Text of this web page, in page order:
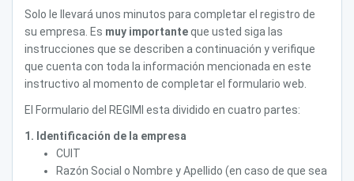
Solo le llevará unos minutos para completar el registro de
su empresa. Es muy importanteque usted siga las
instrucciones que se describen a continuación y verifique
que cuenta con toda la información mencionada en este
instructivo al momento de completar el formulario web.
El Formulario del REGIMI esta dividido en cuatro partes:
1. Identificación de la empresa
CUIT
Razón Social o Nombre y Apellido (en caso de que sea